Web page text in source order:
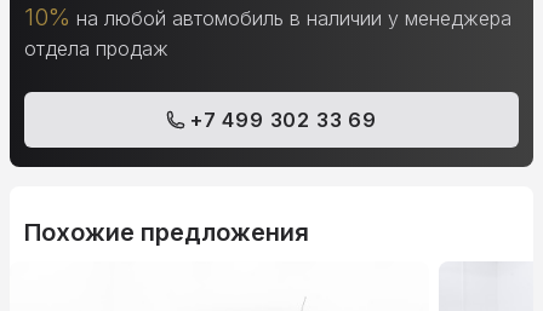
10% на любой автомобиль в наличии у менеджера
отдела продаж
+7 499 302 33 69
Похожие предложения